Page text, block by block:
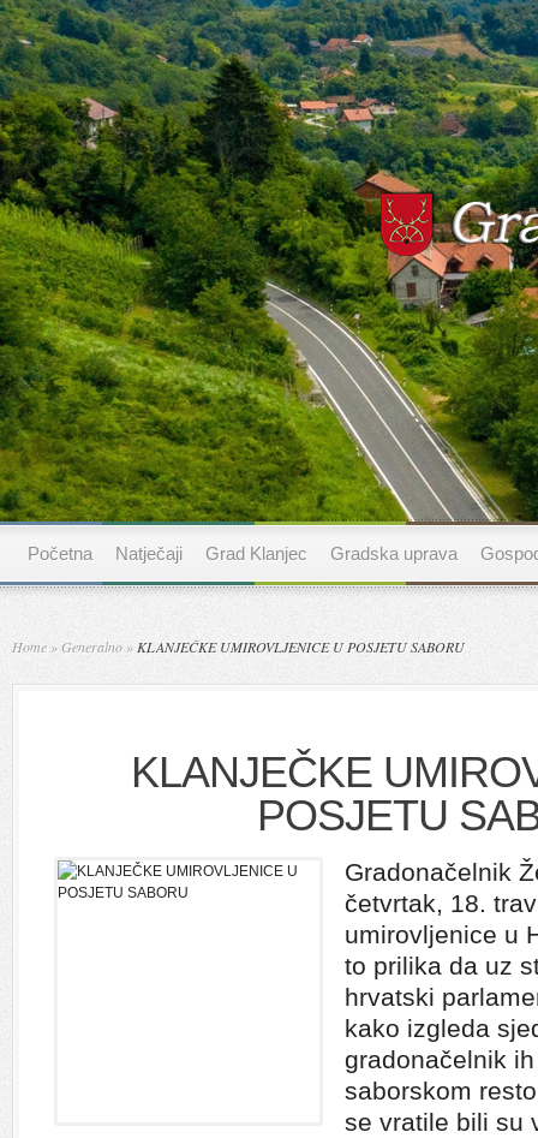
Početna Natječaji Grad Klanjec Gradska uprava
Home »Generalno » KLANJEČKE UMIROVLJENICE U POSJETU SABORU
KLANJEČKE
POSJETU
Gradonačelnik
četvrtak, 18.
umirovljenice u
to prilika da uz
hrvatski
kako izgleda
gradonačelnik
saborskom
se vratile bili su